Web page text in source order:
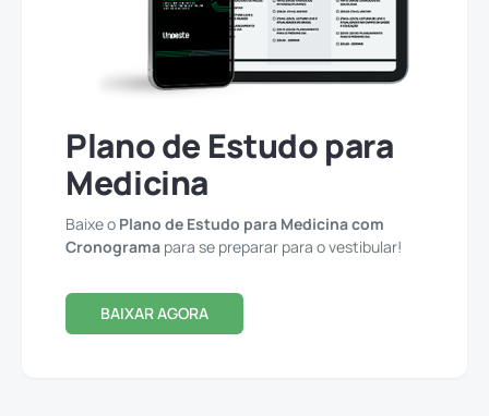
Plano de Estudo para
Medicina
Baixe o Plano de Estudo para Medicina com
Cronograma para se preparar para o vestibular!
BAIXAR AGORA